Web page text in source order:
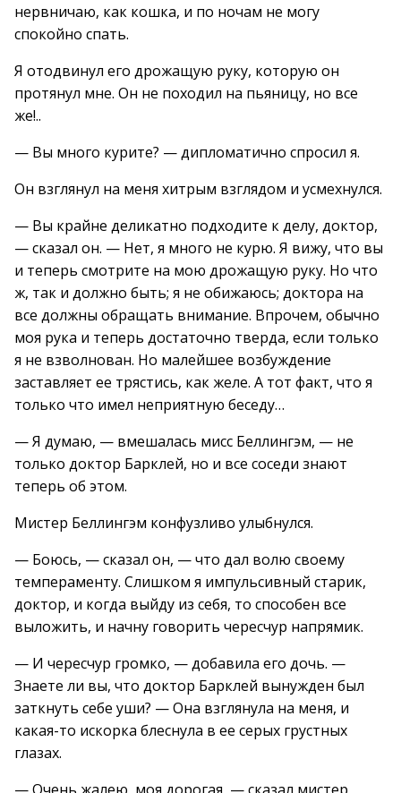
нервничаю, как кошка, и по ночам не могу
спокойно спать.
Я отодвинул его дрожащую руку, которую он
протянул мне. Он не походил на пьяницу, но все
же!..
— Вы много курите? — дипломатично спросил я.
Он взглянул на меня хитрым взглядом и усмехнулся.
— Вы крайне деликатно подходите к делу, доктор,
— сказал он. — Нет, я много не курю. Я вижу, что вы
и теперь смотрите на мою дрожащую руку. Но что
ж, так и должно быть; я не обижаюсь; доктора на
все должны обращать внимание. Впрочем, обычно
моя рука и теперь достаточно тверда, если только
я не взволнован. Но малейшее возбуждение
заставляет ее трястись, как желе. А тот факт, что я
только что имел неприятную беседу…
— Я думаю, — вмешалась мисс Беллингэм, — не
только доктор Барклей, но и все соседи знают
теперь об этом.
Мистер Беллингэм конфузливо улыбнулся.
— Боюсь, — сказал он, — что дал волю своему
темпераменту. Слишком я импульсивный старик,
доктор, и когда выйду из себя, то способен все
выложить, и начну говорить чересчур напрямик.
— И чересчур громко, — добавила его дочь. —
Знаете ли вы, что доктор Барклей вынужден был
заткнуть себе уши? — Она взглянула на меня, и
какая-то искорка блеснула в ее серых грустных
глазах.